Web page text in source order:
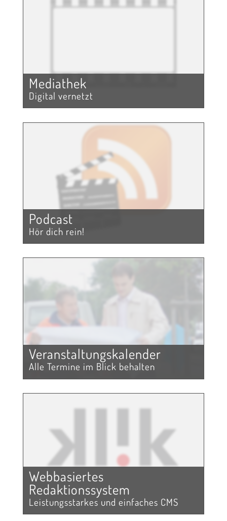
Mediathek
Digital vernetzt
Podcast
Hör dich rein!
Ver­anstaltungs­kalender
Alle Termine im Blick behalten
Webbasiertes
Redaktionssystem
Leistungsstarkes und einfaches CMS